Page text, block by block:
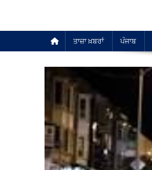
ਤਾਜ਼ਾ ਖ਼ਬਰਾਂ ਪੰਜਾਬ